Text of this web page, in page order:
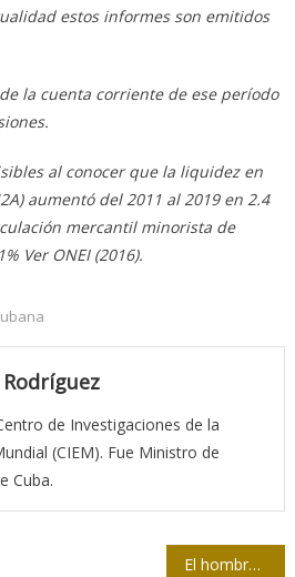
estos informes son emitidos
la cuenta corriente de ese período
al conocer que la liquidez en
aumentó del 2011 al 2019 en 2.4
mercantil minorista de
Ver ONEI (2016).
Rodríguez
de Investigaciones de la
(CIEM). Fue Ministro de
Cuba.
El hombre rebelde